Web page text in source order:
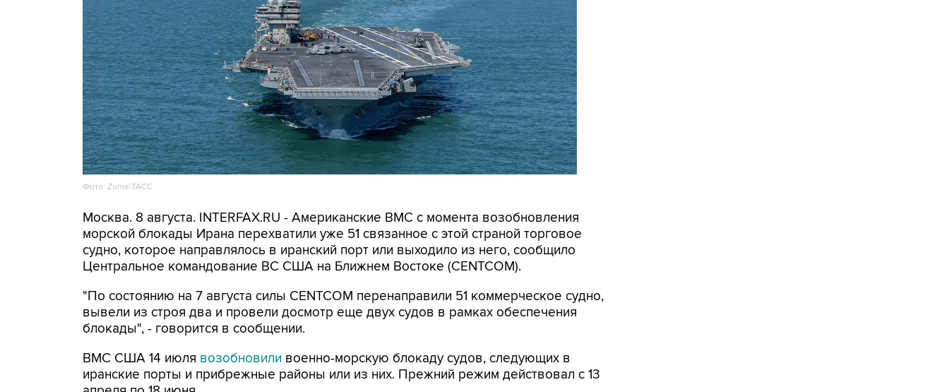
Фото: Zuma\ТАСС
Москва. 8 августа. INTERFAX.RU - Американские ВМС с момента возобновления
морской блокады Ирана перехватили уже 51 связанное с этой страной торговое
судно, которое направлялось в иранский порт или выходило из него, сообщило
Центральное командование ВС США на Ближнем Востоке (CENTCOM).
"По состоянию на 7 августа силы CENTCOM перенаправили 51 коммерческое судно,
вывели из строя два и провели досмотр еще двух судов в рамках обеспечения
блокады", - говорится в сообщении.
ВМС США 14 июля возобновили военно-морскую блокаду судов, следующих в
иранские порты и прибрежные районы или из них. Прежний режим действовал с 13